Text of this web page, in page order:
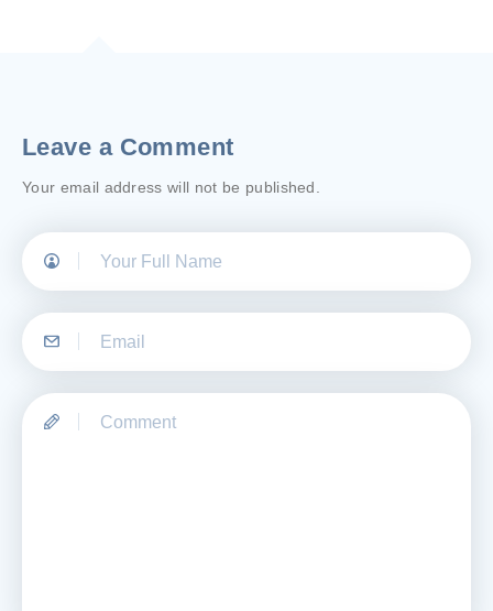
Leave a Comment
Your email address will not be published.